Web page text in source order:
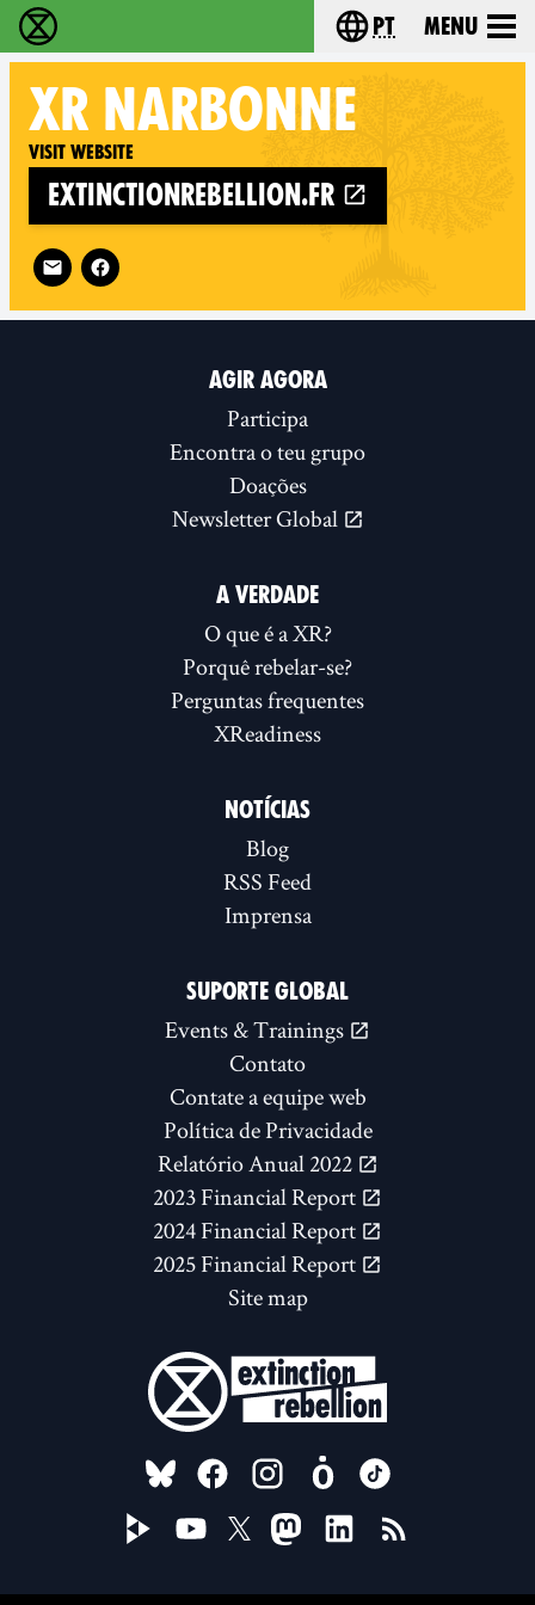
Extinction Rebellion - Home Choose your
pt Menu
XR NARBONNE
Visit website
extinctionrebellion.fr
Follow XR Narbonne on
AGIR AGORA
Participa
Encontra o teu grupo
Doações
Newsletter Global
A VERDADE
O que é a XR?
Porquê rebelar-se?
Perguntas frequentes
XReadiness
NOTÍCIAS
Blog
RSS Feed
Imprensa
SUPORTE GLOBAL
Events & Trainings
Contato
Contate a equipe web
Política de Privacidade
Relatório Anual 2022
2023 Financial Report
2024 Financial Report
2025 Financial Report
Site map
FOLLOW US ON